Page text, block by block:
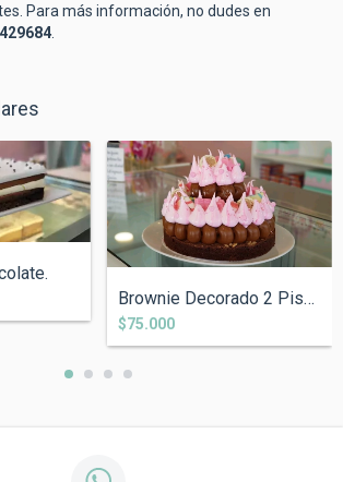
Para más información, no dudes en
Brownie Decorado 2 Pisos.
$75.000